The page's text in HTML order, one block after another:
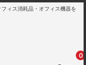
ィス消耗品・オフィス機器を
0